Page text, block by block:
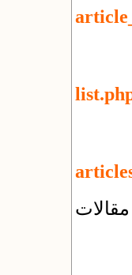
مقالات